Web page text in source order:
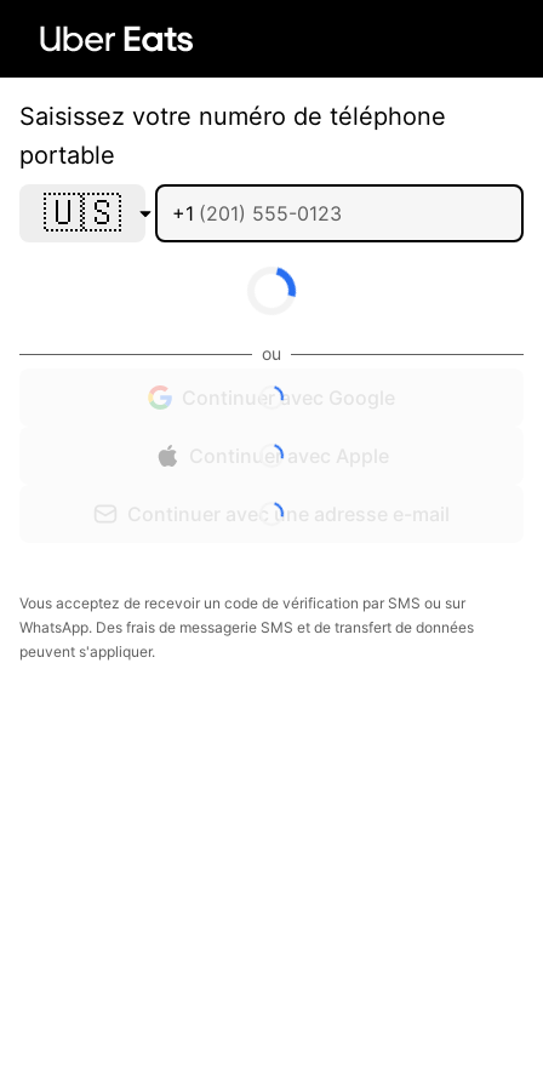
Saisissez votre numéro de téléphone
portable
🇺🇸 +1
ou
Continuer avec Google
Continuer avec Apple
Continuer avec une adresse e-mail
Vous acceptez de recevoir un code de vérification par SMS ou sur
WhatsApp. Des frais de messagerie SMS et de transfert de données
peuvent s'appliquer.